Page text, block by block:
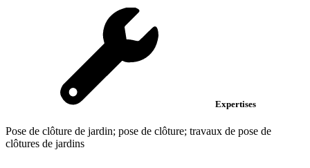
Expertises
Pose de clôture de jardin; pose de clôture; travaux de pose de
clôtures de jardins